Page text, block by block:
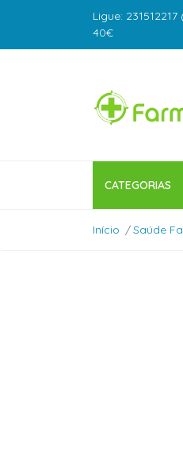
Ligue:
40€
CATEGORIAS
Início Saúde